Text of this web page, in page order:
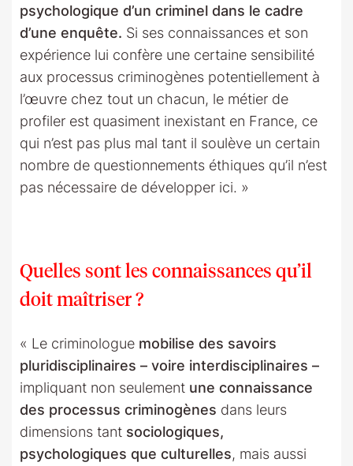
psychologique d’un criminel dans le cadre
d’une enquête. Si ses connaissances et son
expérience lui confère une certaine sensibilité
aux processus criminogènes potentiellement à
l’œuvre chez tout un chacun, le métier de
profiler est quasiment inexistant en France, ce
qui n’est pas plus mal tant il soulève un certain
nombre de questionnements éthiques qu’il n’est
pas nécessaire de développer ici. »
Quelles sont les connaissances qu’il
doit maîtriser ?
« Le criminologue mobilise des savoirs
pluridisciplinaires – voire interdisciplinaires –
impliquant non seulement une connaissance
des processus criminogènes dans leurs
dimensions tant sociologiques,
psychologiques que culturelles, mais aussi